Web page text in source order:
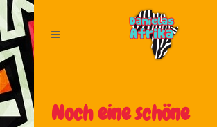
Noch eine schöne